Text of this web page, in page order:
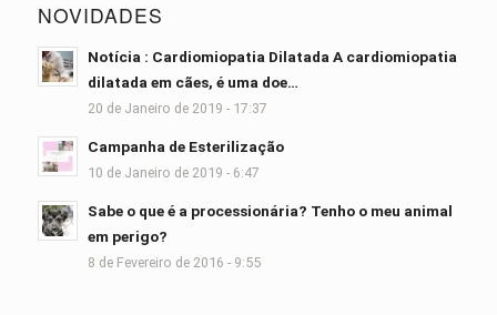
NOVIDADES
Notícia : Cardiomiopatia Dilatada A cardiomiopatia
dilatada em cães, é uma doe…
20 de Janeiro de 2019 - 17:37
Campanha de Esterilização
10 de Janeiro de 2019 - 6:47
Sabe o que é a processionária? Tenho o meu animal
em perigo?
8 de Fevereiro de 2016 - 9:55